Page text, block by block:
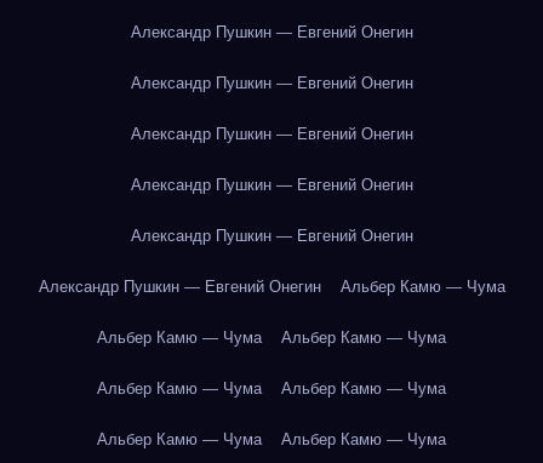
Александр Пушкин — Евгений Онегин
Александр Пушкин — Евгений Онегин
Александр Пушкин — Евгений Онегин
Александр Пушкин — Евгений Онегин
Александр Пушкин — Евгений Онегин
Александр Пушкин — Евгений Онегин Альбер Камю — Чума
Альбер Камю — Чума Альбер Камю — Чума
Альбер Камю — Чума Альбер Камю — Чума
Альбер Камю — Чума Альбер Камю — Чума